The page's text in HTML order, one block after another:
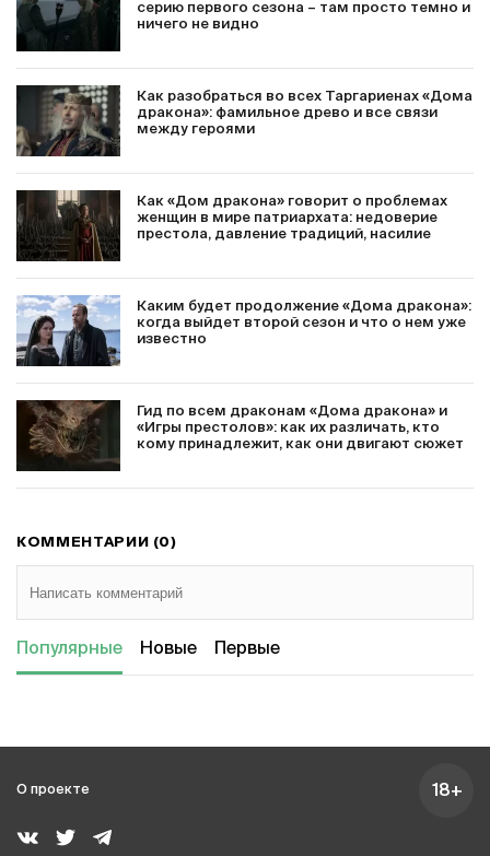
серию первого сезона – там просто темно и
ничего не видно
Как разобраться во всех Таргариенах «Дома
дракона»: фамильное древо и все связи
между героями
Как «Дом дракона» говорит о проблемах
женщин в мире патриархата: недоверие
престола, давление традиций, насилие
Каким будет продолжение «Дома дракона»:
когда выйдет второй сезон и что о нем уже
известно
Гид по всем драконам «Дома дракона» и
«Игры престолов»: как их различать, кто
кому принадлежит, как они двигают сюжет
КОММЕНТАРИИ (0)
Популярные Новые Первые
О проекте 18+